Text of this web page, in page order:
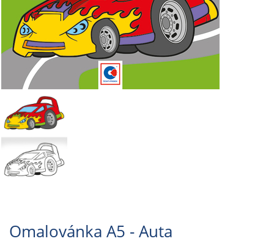
Omalovánka A5 - Auta